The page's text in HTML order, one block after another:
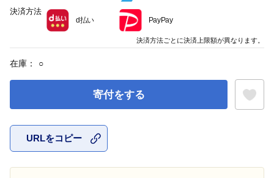
在庫： ○
寄付をする
URLをコピー
決済方法
d払い PayPay
決済方法ごとに決済上限額が異なります。